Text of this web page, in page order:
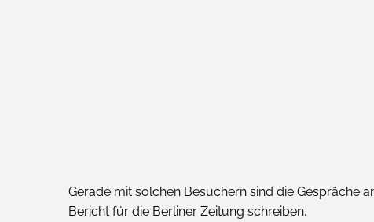
Gerade mit solchen Besuchern sind die Gespräche
Bericht für die Berliner Zeitung schreiben.